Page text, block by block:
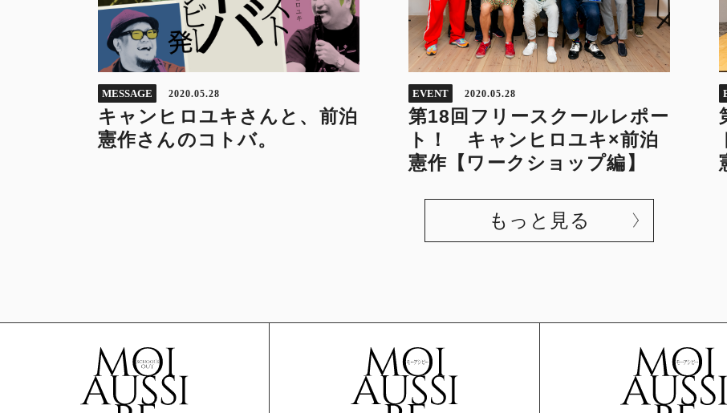
MESSAGE 2020.05.28
キャンヒロユキさんと、前泊
憲作さんのコトバ。
EVENT 2020.05.28
第18回フリースクールレポー
ト！ キャンヒロユキ×前泊
憲作【ワークショップ編】
もっと見る